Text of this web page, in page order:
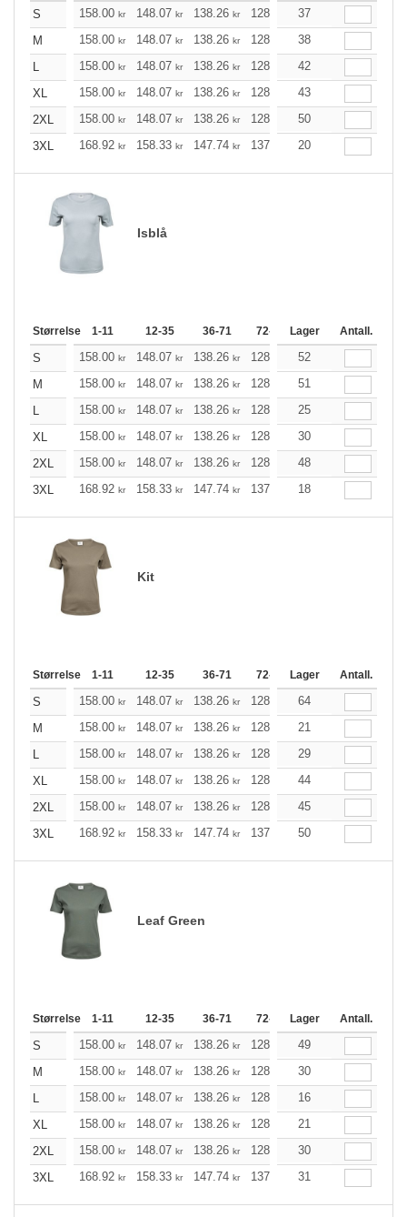
S 158.00 kr 148.07 kr 138.26 kr 128.34 118.41
37
M
158.00 kr 148.07 kr 138.26 kr 128.34 118.41
38
L
158.00 kr 148.07 kr 138.26 kr 128.34 118.41
42
XL
158.00 kr 148.07 kr 138.26 kr 128.34 118.41
43
2XL
158.00 kr 148.07 kr 138.26 kr 128.34 118.41
50
3XL
168.92 kr 158.33 kr 147.74 kr 137.26 126.66
20
Isblå
Størrelse 1-11 12-35 36-71 72-143 144-287
Lager Antall.
S 158.00 kr 148.07 kr 138.26 kr 128.34 118.41
52
M
158.00 kr 148.07 kr 138.26 kr 128.34 118.41
51
L
158.00 kr 148.07 kr 138.26 kr 128.34 118.41
25
XL
158.00 kr 148.07 kr 138.26 kr 128.34 118.41
30
2XL
158.00 kr 148.07 kr 138.26 kr 128.34 118.41
48
3XL
168.92 kr 158.33 kr 147.74 kr 137.26 126.66
18
Kit
Størrelse 1-11 12-35 36-71 72-143 144-287
Lager Antall.
S 158.00 kr 148.07 kr 138.26 kr 128.34 118.41
64
M
158.00 kr 148.07 kr 138.26 kr 128.34 118.41
21
L
158.00 kr 148.07 kr 138.26 kr 128.34 118.41
29
XL
158.00 kr 148.07 kr 138.26 kr 128.34 118.41
44
2XL
158.00 kr 148.07 kr 138.26 kr 128.34 118.41
45
3XL
168.92 kr 158.33 kr 147.74 kr 137.26 126.66
50
Leaf Green
Størrelse 1-11 12-35 36-71 72-143 144-287
Lager Antall.
S 158.00 kr 148.07 kr 138.26 kr 128.34 118.41
49
M
158.00 kr 148.07 kr 138.26 kr 128.34 118.41
30
L
158.00 kr 148.07 kr 138.26 kr 128.34 118.41
16
XL
158.00 kr 148.07 kr 138.26 kr 128.34 118.41
21
2XL
158.00 kr 148.07 kr 138.26 kr 128.34 118.41
30
3XL
168.92 kr 158.33 kr 147.74 kr 137.26 126.66
31